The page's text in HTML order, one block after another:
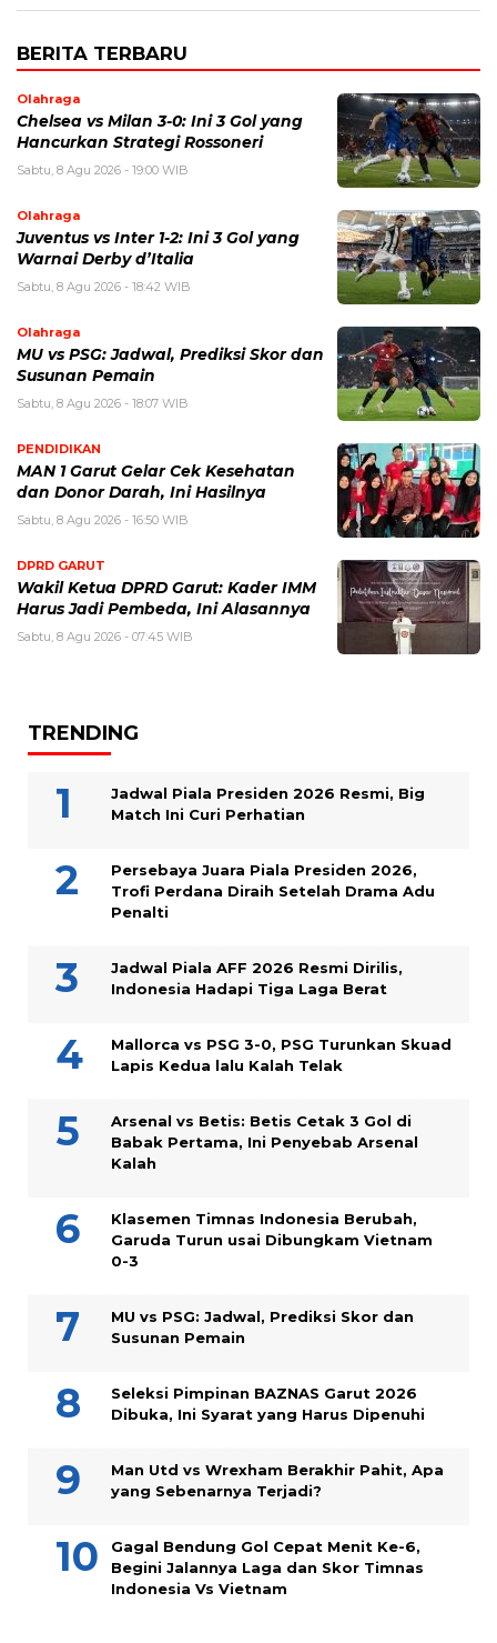
BERITA TERBARU
Olahraga
Chelsea vs Milan 3-0: Ini 3 Gol yang
Hancurkan Strategi Rossoneri
Sabtu, 8 Agu 2026 - 19:00 WIB
Olahraga
Juventus vs Inter 1-2: Ini 3 Gol yang
Warnai Derby d’Italia
Sabtu, 8 Agu 2026 - 18:42 WIB
Olahraga
MU vs PSG: Jadwal, Prediksi Skor dan
Susunan Pemain
Sabtu, 8 Agu 2026 - 18:07 WIB
PENDIDIKAN
MAN 1 Garut Gelar Cek Kesehatan
dan Donor Darah, Ini Hasilnya
Sabtu, 8 Agu 2026 - 16:50 WIB
DPRD GARUT
Wakil Ketua DPRD Garut: Kader IMM
Harus Jadi Pembeda, Ini Alasannya
Sabtu, 8 Agu 2026 - 07:45 WIB
TRENDING
Jadwal Piala Presiden 2026 Resmi, Big
Match Ini Curi Perhatian
Persebaya Juara Piala Presiden 2026,
Trofi Perdana Diraih Setelah Drama Adu
Penalti
Jadwal Piala AFF 2026 Resmi Dirilis,
Indonesia Hadapi Tiga Laga Berat
Mallorca vs PSG 3-0, PSG Turunkan Skuad
Lapis Kedua lalu Kalah Telak
Arsenal vs Betis: Betis Cetak 3 Gol di
Babak Pertama, Ini Penyebab Arsenal
Kalah
Klasemen Timnas Indonesia Berubah,
Garuda Turun usai Dibungkam Vietnam
0-3
MU vs PSG: Jadwal, Prediksi Skor dan
Susunan Pemain
Seleksi Pimpinan BAZNAS Garut 2026
Dibuka, Ini Syarat yang Harus Dipenuhi
Man Utd vs Wrexham Berakhir Pahit, Apa
yang Sebenarnya Terjadi?
Gagal Bendung Gol Cepat Menit Ke-6,
Begini Jalannya Laga dan Skor Timnas
Indonesia Vs Vietnam